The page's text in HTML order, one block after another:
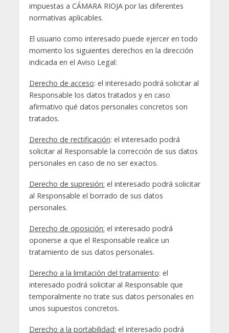
impuestas a CÁMARA RIOJA por las diferentes
normativas aplicables.
El usuario como interesado puede ejercer en todo
momento los siguientes derechos en la dirección
indicada en el Aviso Legal:
Derecho de acceso: el interesado podrá solicitar al
Responsable los datos tratados y en caso
afirmativo qué datos personales concretos son
tratados.
Derecho de rectificación: el interesado podrá
solicitar al Responsable la corrección de sus datos
personales en caso de no ser exactos.
Derecho de supresión: el interesado podrá solicitar
al Responsable el borrado de sus datos
personales.
Derecho de oposición: el interesado podrá
oponerse a que el Responsable realice un
tratamiento de sus datos personales.
Derecho a la limitación del tratamiento: el
interesado podrá solicitar al Responsable que
temporalmente no trate sus datos personales en
unos supuestos concretos.
Derecho a la portabilidad: el interesado podrá